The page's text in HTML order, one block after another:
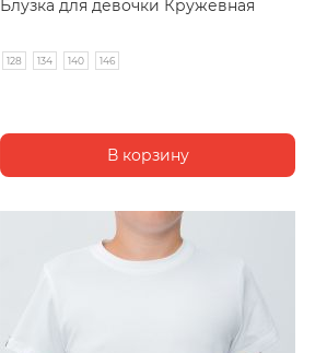
Блузка для девочки Кружевная
128 134 140 146